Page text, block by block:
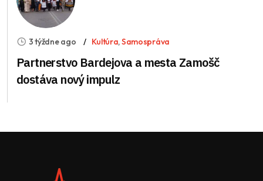
3 týždne ago Kultúra,Samospráva
Partnerstvo Bardejova a mesta Zamošč
dostáva nový impulz